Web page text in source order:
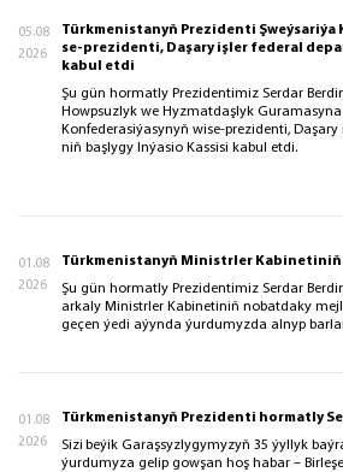
05.08
2026
Türk­me­nis­ta­nyň Prezidenti
se-prezidenti, Da­şa­ry iş­ler fe­de­ral
ka­bul et­di
Şu gün hor­mat­ly Prezidentimiz Serdar
Howp­suz­lyk we Hyz­mat­daş­lyk
Kon­fe­de­ra­si­ýa­sy­nyň wi­se-prezidenti,
niň baş­ly­gy In­ýa­sio Kas­si­si ka­bul et­di.
01.08
2026
Türkmenistanyň Ministrler Kabinetiniň
Şu gün hormatly Prezidentimiz Serdar
arkaly Ministrler Kabinetiniň nobatdaky
geçen ýedi aýynda ýurdumyzda alnyp
01.08
2026
Türkmenistanyň Prezidenti hormatly
Sizi beýik Garaşsyzlygymyzyň 35 ýyllyk
ýurdumyza gelip gowşan hoş habar –